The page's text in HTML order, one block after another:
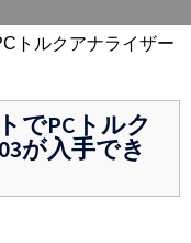
トルクアナライザー
でPCトルク
が入手でき